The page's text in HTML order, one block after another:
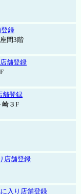
録
間3階
舗登録
舗登録
崎３F
店舗登録
入り店舗登録